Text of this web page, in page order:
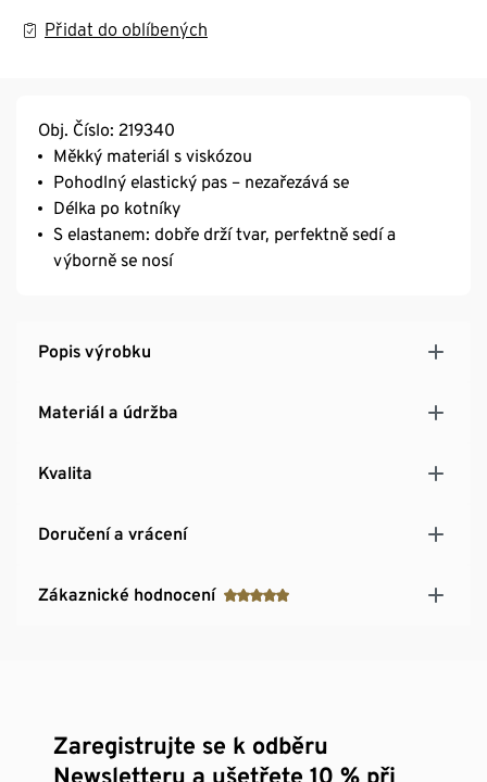
Přidat do oblíbených
Obj. Číslo: 219340
Měkký materiál s viskózou
Pohodlný elastický pas – nezařezává se
Délka po kotníky
S elastanem: dobře drží tvar, perfektně sedí a
výborně se nosí
Popis výrobku
Materiál a údržba
Kvalita
Doručení a vrácení
Zákaznické hodnocení
Zaregistrujte se k odběru
Newsletteru a ušetřete 10 % při